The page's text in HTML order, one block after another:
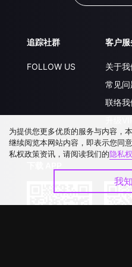
追踪社群
FOLLOW US
客户服
关于我
常见问
联络我
为提供您更多优质的服务与内容，
继续阅览本网站内容，即表示您同
私权政策资讯，请阅读我们的隐私
我